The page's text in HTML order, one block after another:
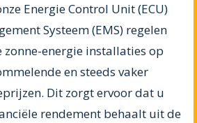
Energie Control Unit (ECU)
Systeem (EMS) regelen
energie installaties op
en steeds vaker
Dit zorgt ervoor dat u
rendement behaalt uit de